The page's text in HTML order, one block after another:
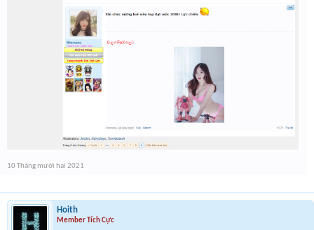
10 Tháng mười hai 2021
Hoith
Member Tích Cực